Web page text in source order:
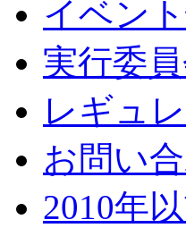
イベン
実行委
レギュ
お問い
2010年